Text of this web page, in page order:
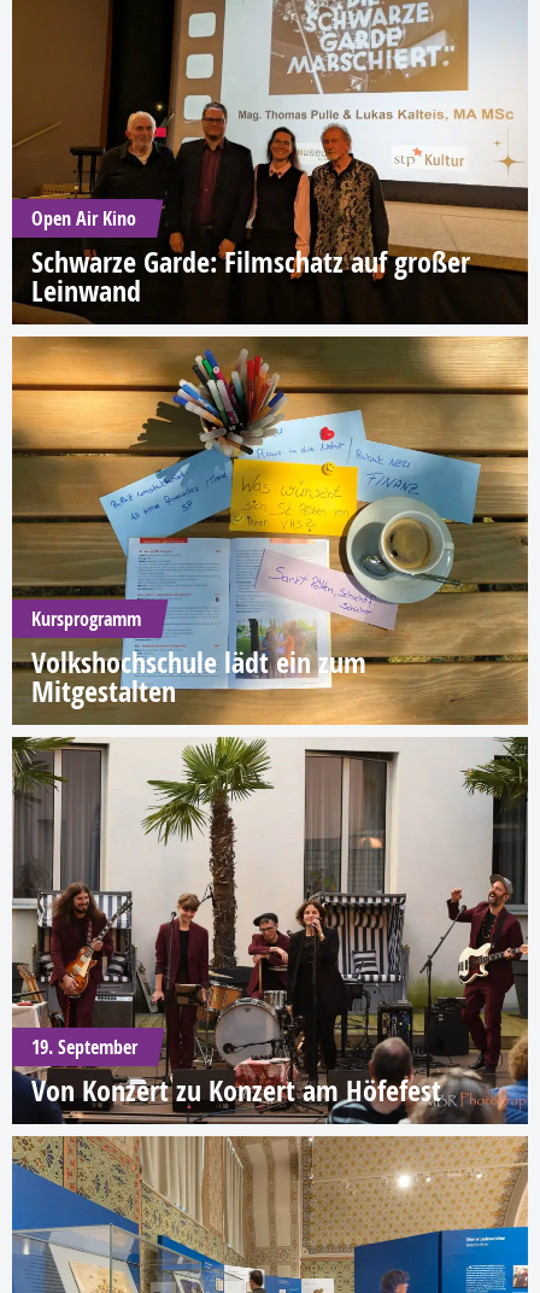
Open Air Kino
Schwarze Garde: Filmschatz auf großer
Leinwand
Kursprogramm
Volkshochschule lädt ein zum
Mitgestalten
19. September
Von Konzert zu Konzert am Höfefest